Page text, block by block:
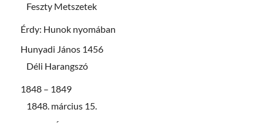
Feszty Metszetek
Érdy: Hunok nyomában
Hunyadi János 1456
Déli Harangszó
1848 – 1849
1848. március 15.